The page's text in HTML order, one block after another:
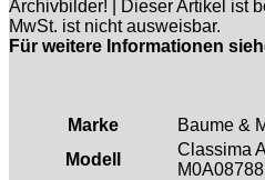
Archivbilder! | Dieser Artikel ist
MwSt. ist nicht ausweisbar.
Für weitere Informationen
Marke
Baume &
Modell
Classima
M0A08788